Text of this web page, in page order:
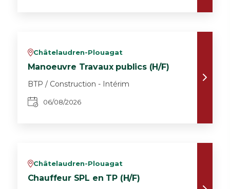
vChâtelaudren-Plouagat
Manoeuvre Travaux publics (H/F)
BTP / Construction - Intérim
06/08/2026
vChâtelaudren-Plouagat
Chauffeur SPL en TP (H/F)